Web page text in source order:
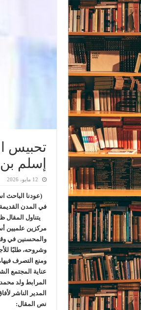
تحبيس
إسلم
12 مايو، 2026
(عودنا الباحث
في المدن
يتناول المقال
مركزين علميين
والمحسنين في
وشروحه، طلبًا
ومنع التصرف
عناية المجتمع
المرابط ولد
المدير الناشر
نص المقال: